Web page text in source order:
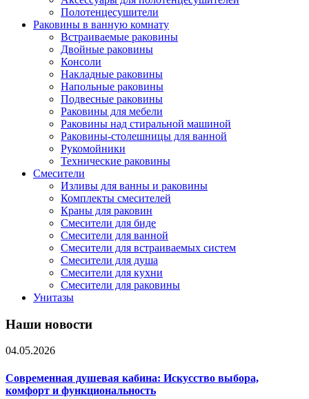
Полотенцесушители
Раковины в ванную комнату
Встраиваемые раковины
Двойные раковины
Консоли
Накладные раковины
Напольные раковины
Подвесные раковины
Раковины для мебели
Раковины над стиральной машиной
Раковины-столешницы для ванной
Рукомойники
Технические раковины
Смесители
Изливы для ванны и раковины
Комплекты смесителей
Краны для раковин
Смесители для биде
Смесители для ванной
Смесители для встраиваемых систем
Смесители для душа
Смесители для кухни
Смесители для раковины
Унитазы
Наши новости
04.05.2026
Современная душевая кабина: Искусство выбора,
комфорт и функциональность